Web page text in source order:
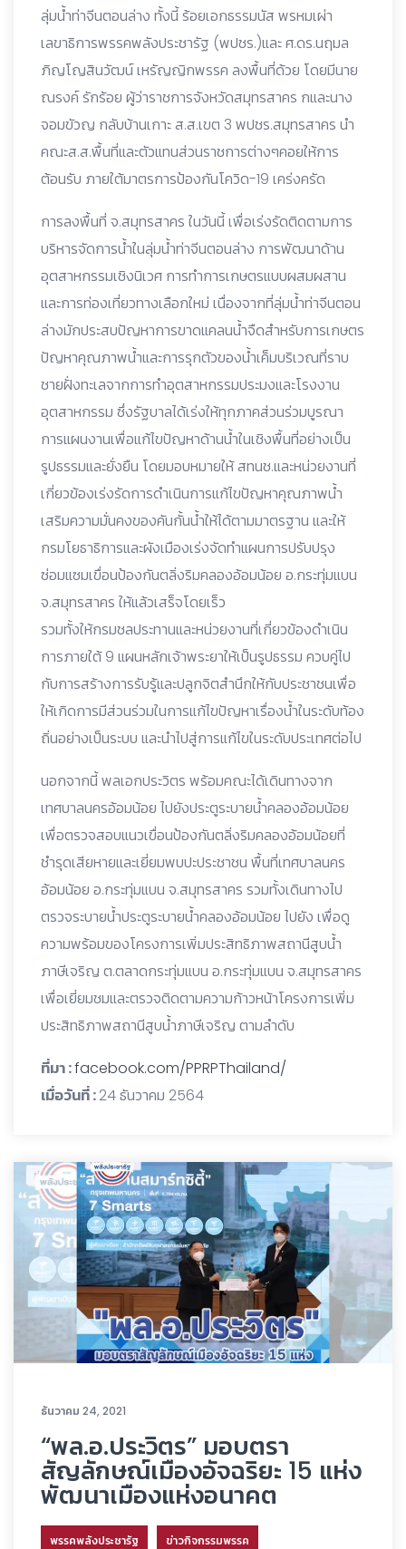
ลุ่มน้ำท่าจีนตอนล่าง ทั้งนี้ ร้อยเอกธรรมนัส พรหมเผ่า
เลขาธิการพรรคพลังประชารัฐ (พปชร.)และ ศ.ดร.นฤมล
ภิญโญสินวัฒน์ เหรัญญิกพรรค ลงพื้นที่ด้วย โดยมีนาย
ณรงค์ รักร้อย ผู้ว่าราชการจังหวัดสมุทรสาคร กและนาง
จอมขัวญ กลับบ้านเกาะ ส.ส.เขต 3 พปชร.สมุทรสาคร นำ
คณะส.ส.พื้นที่และตัวแทนส่วนราชการต่างๆคอยให้การ
ต้อนรับ ภายใต้มาตรการป้องกันโควิด-19 เคร่งครัด
การลงพื้นที่ จ.สมุทรสาคร ในวันนี้ เพื่อเร่งรัดติดตามการ
บริหารจัดการน้ำในลุ่มน้ำท่าจีนตอนล่าง การพัฒนาด้าน
อุตสาหกรรมเชิงนิเวศ การทำการเกษตรแบบผสมผสาน
และการท่องเที่ยวทางเลือกใหม่ เนื่องจากที่ลุ่มน้ำท่าจีนตอน
ล่างมักประสบปัญหาการขาดแคลนน้ำจืดสำหรับการเกษตร
ปัญหาคุณภาพน้ำและการรุกตัวของน้ำเค็มบริเวณที่ราบ
ชายฝั่งทะเลจากการทำอุตสาหกรรมประมงและโรงงาน
อุตสาหกรรม ซึ่งรัฐบาลได้เร่งให้ทุกภาคส่วนร่วมบูรณา
การแผนงานเพื่อแก้ไขปัญหาด้านน้ำในเชิงพื้นที่อย่างเป็น
รูปธรรมและยั่งยืน โดยมอบหมายให้ สทนช.และหน่วยงานที่
เกี่ยวข้องเร่งรัดการดำเนินการแก้ไขปัญหาคุณภาพน้ำ
เสริมความมั่นคงของคันกั้นน้ำให้ได้ตามมาตรฐาน และให้
กรมโยธาธิการและผังเมืองเร่งจัดทำแผนการปรับปรุง
ซ่อมแซมเขื่อนป้องกันตลิ่งริมคลองอ้อมน้อย อ.กระทุ่มแบน
จ.สมุทรสาคร ให้แล้วเสร็จโดยเร็ว
รวมทั้งให้กรมชลประทานและหน่วยงานที่เกี่ยวข้องดำเนิน
การภายใต้ 9 แผนหลักเจ้าพระยาให้เป็นรูปธรรม ควบคู่ไป
กับการสร้างการรับรู้และปลูกจิตสำนึกให้กับประชาชนเพื่อ
ให้เกิดการมีส่วนร่วมในการแก้ไขปัญหาเรื่องน้ำในระดับท้อง
ถิ่นอย่างเป็นระบบ และนำไปสู่การแก้ไขในระดับประเทศต่อไป
นอกจากนี้ พลเอกประวิตร พร้อมคณะได้เดินทางจาก
เทศบาลนครอ้อมน้อย ไปยังประตูระบายน้ำคลองอ้อมน้อย
เพื่อตรวจสอบแนวเขื่อนป้องกันตลิ่งริมคลองอ้อมน้อยที่
ชำรุดเสียหายและเยี่ยมพบปะประชาชน พื้นที่เทศบาลนคร
อ้อมน้อย อ.กระทุ่มแบน จ.สมุทรสาคร รวมทั้งเดินทางไป
ตรวจระบายน้ำประตูระบายน้ำคลองอ้อมน้อย ไปยัง เพื่อดู
ความพร้อมของโครงการเพิ่มประสิทธิภาพสถานีสูบน้ำ
ภาษีเจริญ ต.ตลาดกระทุ่มแบน อ.กระทุ่มแบน จ.สมุทรสาคร
เพื่อเยี่ยมชมและตรวจติดตามความก้าวหน้าโครงการเพิ่ม
ประสิทธิภาพสถานีสูบน้ำภาษีเจริญ ตามลำดับ
ที่มา :facebook.com/PPRPThailand/
เมื่อวันที่ :24 ธันวาคม 2564
ธันวาคม 24, 2021
“พล.อ.ประวิตร” มอบตรา
สัญลักษณ์เมืองอัจฉริยะ 15 แห่ง
พัฒนาเมืองแห่งอนาคต
พรรคพลังประชารัฐ ข่าวกิจกรรมพรรค